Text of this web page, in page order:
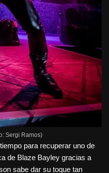
Sergi Ramos)
para recuperar uno de
de Blaze Bayley gracias a
sabe dar su toque tan